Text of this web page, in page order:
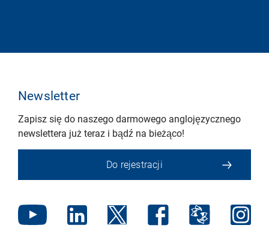
Newsletter
Zapisz się do naszego darmowego anglojęzycznego
newslettera już teraz i bądź na bieżąco!
Do rejestracji